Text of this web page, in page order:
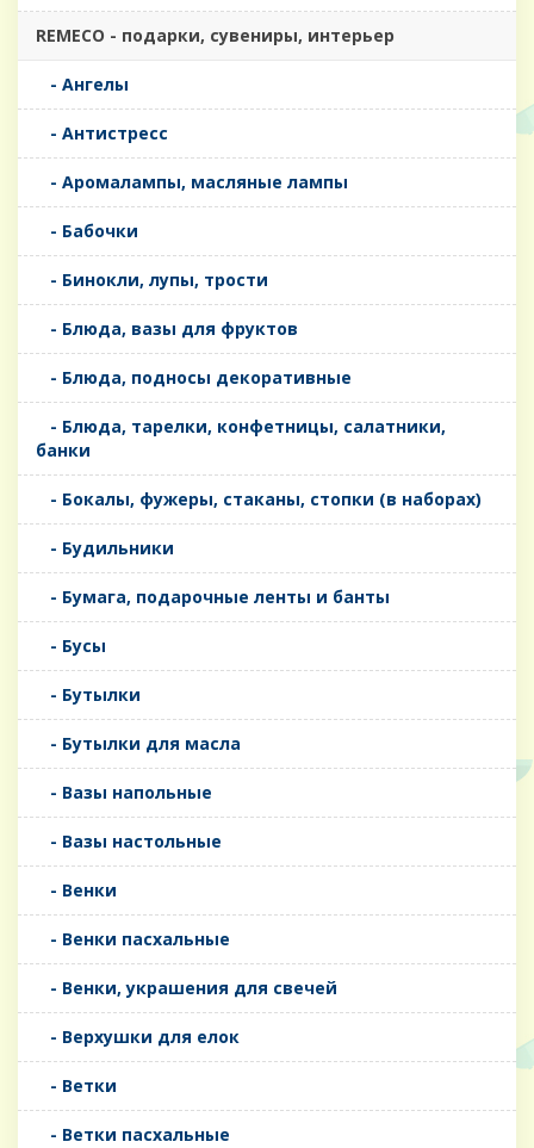
REMECO - подарки, сувениры, интерьер
- Ангелы
- Антистресс
- Аромалампы, масляные лампы
- Бабочки
- Бинокли, лупы, трости
- Блюда, вазы для фруктов
- Блюда, подносы декоративные
- Блюда, тарелки, конфетницы, салатники,
банки
- Бокалы, фужеры, стаканы, стопки (в наборах)
- Будильники
- Бумага, подарочные ленты и банты
- Бусы
- Бутылки
- Бутылки для масла
- Вазы напольные
- Вазы настольные
- Венки
- Венки пасхальные
- Венки, украшения для свечей
- Верхушки для елок
- Ветки
- Ветки пасхальные